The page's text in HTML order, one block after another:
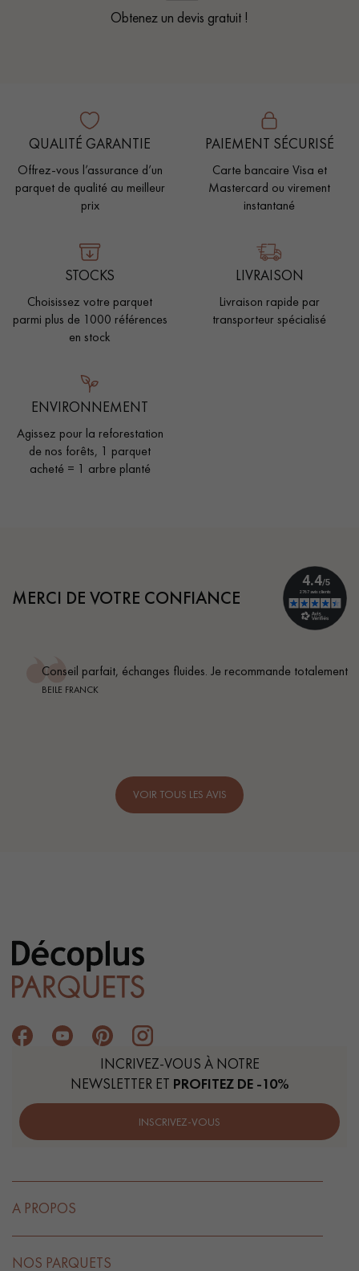
Obtenez un devis gratuit !
QUALITÉ GARANTIE
Offrez-vous l’assurance d’un
parquet de qualité au meilleur
prix
PAIEMENT SÉCURISÉ
Carte bancaire Visa et
Mastercard ou virement
instantané
STOCKS
Choisissez votre parquet
parmi plus de 1000 références
en stock
LIVRAISON
Livraison rapide par
transporteur spécialisé
ENVIRONNEMENT
Agissez pour la reforestation
de nos forêts, 1 parquet
acheté = 1 arbre planté
MERCI DE VOTRE CONFIANCE
Conseil parfait, échanges fluides. Je recommande totalement
BEILE FRANCK
VOIR TOUS LES AVIS
INCRIVEZ-VOUS À NOTRE
NEWSLETTER ET PROFITEZ DE -10%
INSCRIVEZ-VOUS
A PROPOS
NOS PARQUETS